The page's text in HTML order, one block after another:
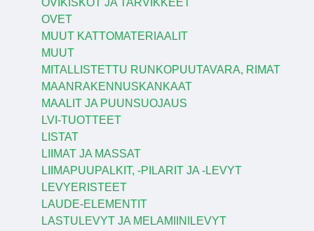
OVIKISKOT JA TARVIKKEET
OVET
MUUT KATTOMATERIAALIT
MUUT
MITALLISTETTU RUNKOPUUTAVARA, RIMAT
MAANRAKENNUSKANKAAT
MAALIT JA PUUNSUOJAUS
LVI-TUOTTEET
LISTAT
LIIMAT JA MASSAT
LIIMAPUUPALKIT, -PILARIT JA -LEVYT
LEVYERISTEET
LAUDE-ELEMENTIT
LASTULEVYT JA MELAMIINILEVYT